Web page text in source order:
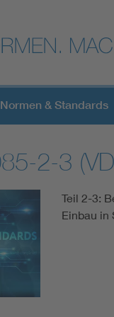
Normen & Standards
2-3
Teil 2-3:
Einbau in